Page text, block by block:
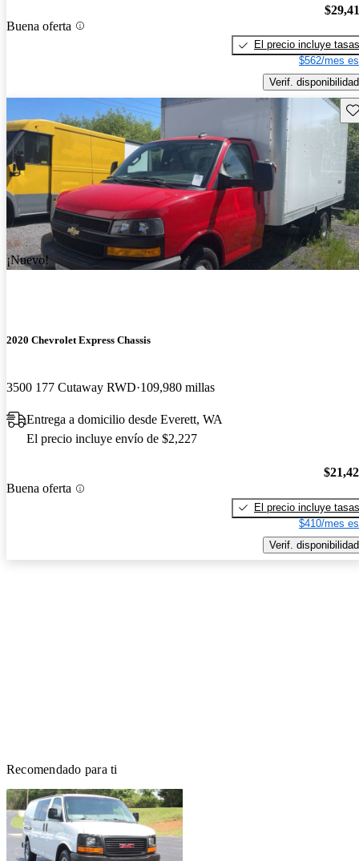
Buena oferta
El precio incluye tasas
$562/mes
Verif. disponibilidad
¡Nuevo!
2020 Chevrolet Express Chassis
3500 177 Cutaway RWD 109,980 millas
Entrega a domicilio desde Everett, WA
El precio incluye envío de $2,227
Buena oferta
El precio incluye tasas
$410/mes
Verif. disponibilidad
Recomendado para ti